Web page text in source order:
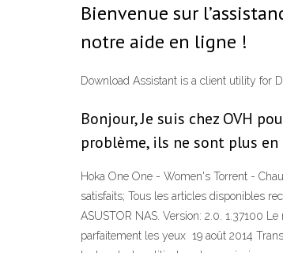
Bienvenue sur
notre aide en ligne !
Download Assistant is a client utility for
Bonjour, Je suis chez OVH
problème, ils ne sont plus
Hoka One One - Women's Torrent -
satisfaits; Tous les articles disponibles
ASUSTOR NAS. Version: 2.0. 1.37100
parfaitement les yeux 19 août 2014